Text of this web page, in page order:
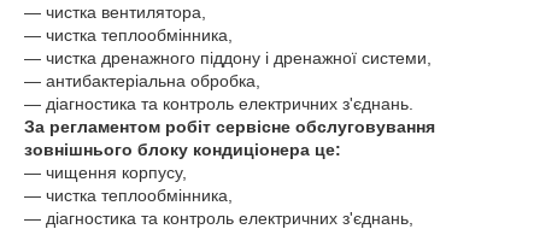
― чистка вентилятора,
― чистка теплообмінника,
― чистка дренажного піддону і дренажної системи,
― антибактеріальна обробка,
― діагностика та контроль електричних з'єднань.
За регламентом робіт сервісне обслуговування
зовнішнього блоку кондиціонера це:
― чищення корпусу,
― чистка теплообмінника,
― діагностика та контроль електричних з'єднань,